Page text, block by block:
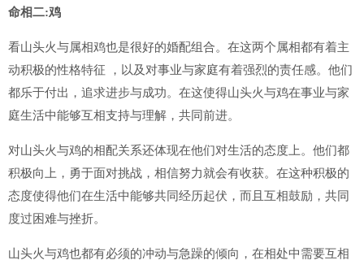
命相二:鸡
看山头火与属相鸡也是很好的婚配组合。在这两个属相都有着主
动积极的性格特征 ，以及对事业与家庭有着强烈的责任感。他们
都乐于付出，追求进步与成功。在这使得山头火与鸡在事业与家
庭生活中能够互相支持与理解，共同前进。
对山头火与鸡的相配关系还体现在他们对生活的态度上。他们都
积极向上，勇于面对挑战，相信努力就会有收获。在这种积极的
态度使得他们在生活中能够共同经历起伏，而且互相鼓励，共同
度过困难与挫折。
山头火与鸡也都有必须的冲动与急躁的倾向，在相处中需要互相